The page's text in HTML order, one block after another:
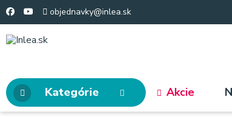
objednavky@inlea.sk
Kategórie Akcie